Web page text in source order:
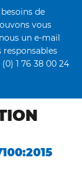
de
vous
un e-mail
responsables
1 76 38 00 24